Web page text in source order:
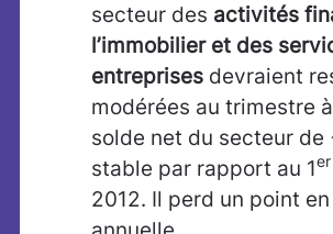
secteur des activités
l’immobilier et des
entreprises devraient
modérées au trimestre
solde net du secteur de
stable par rapport au 1er
2012. Il perd un point